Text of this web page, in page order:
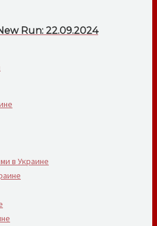
Run: 22.09.2024
в Украине